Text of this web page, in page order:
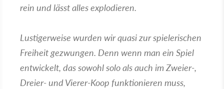
rein und lässt alles explodieren.
Lustigerweise wurden wir quasi zur spielerischen
Freiheit gezwungen. Denn wenn man ein Spiel
entwickelt, das sowohl solo als auch im Zweier-,
Dreier- und Vierer-Koop funktionieren muss,